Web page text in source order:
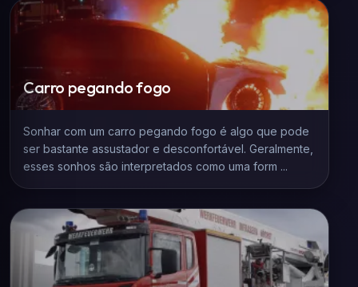
Carro pegando fogo
Sonhar com um carro pegando fogo é algo que pode
ser bastante assustador e desconfortável. Geralmente,
esses sonhos são interpretados como uma form ...